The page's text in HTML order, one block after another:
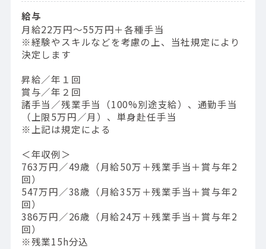
給与
月給22万円～55万円＋各種手当
※経験やスキルなどを考慮の上、当社規定により
決定します
昇給／年１回
賞与／年２回
諸手当／残業手当（100%別途支給）、通勤手当
（上限5万円／月）、単身赴任手当
※上記は規定による
＜年収例＞
763万円／49歳（⽉給50万＋残業⼿当＋賞与年2
回）
547万円／38歳（⽉給35万＋残業⼿当＋賞与年2
回）
386万円／26歳（⽉給24万＋残業⼿当＋賞与年2
回）
※残業15h分込